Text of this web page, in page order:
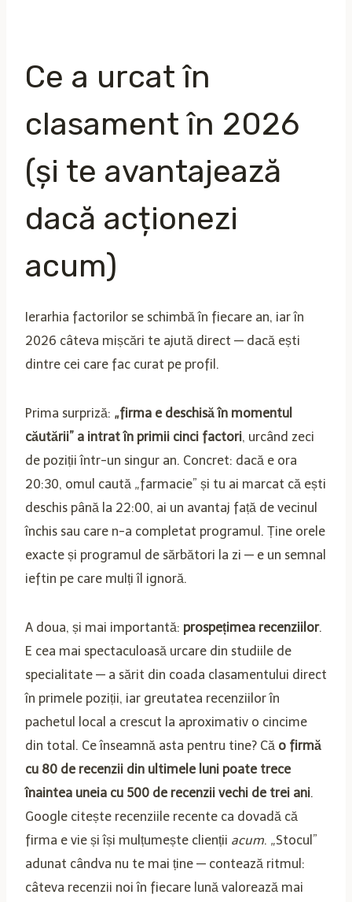
Ce a urcat în
clasament în 2026
(și te avantajează
dacă acționezi
acum)
Ierarhia factorilor se schimbă în fiecare an, iar în
2026 câteva mișcări te ajută direct — dacă ești
dintre cei care fac curat pe profil.
Prima surpriză: „firma e deschisă în momentul
căutării” a intrat în primii cinci factori, urcând zeci
de poziții într-un singur an. Concret: dacă e ora
20:30, omul caută „farmacie” și tu ai marcat că ești
deschis până la 22:00, ai un avantaj față de vecinul
închis sau care n-a completat programul. Ține orele
exacte și programul de sărbători la zi — e un semnal
ieftin pe care mulți îl ignoră.
A doua, și mai importantă: prospețimea recenziilor.
E cea mai spectaculoasă urcare din studiile de
specialitate — a sărit din coada clasamentului direct
în primele poziții, iar greutatea recenziilor în
pachetul local a crescut la aproximativ o cincime
din total. Ce înseamnă asta pentru tine? Că o firmă
cu 80 de recenzii din ultimele luni poate trece
înaintea uneia cu 500 de recenzii vechi de trei ani.
Google citește recenziile recente ca dovadă că
firma e vie și își mulțumește clienții acum. „Stocul”
adunat cândva nu te mai ține — contează ritmul:
câteva recenzii noi în fiecare lună valorează mai